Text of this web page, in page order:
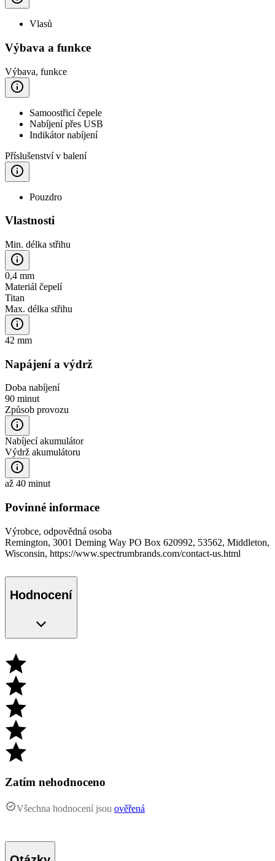
Vlasů
Výbava a funkce
Výbava, funkce
Samoostřicí čepele
Nabíjení přes USB
Indikátor nabíjení
Příslušenství v balení
Pouzdro
Vlastnosti
Min. délka střihu
0,4 mm
Materiál čepelí
Titan
Max. délka střihu
42 mm
Napájení a výdrž
Doba nabíjení
90 minut
Způsob provozu
Nabíjecí akumulátor
Výdrž akumulátoru
až 40 minut
Povinné informace
Výrobce, odpovědná osoba
Remington, 3001 Deming Way PO Box 620992, 53562, Middleton,
Wisconsin, https://www.spectrumbrands.com/contact-us.html
Hodnocení
Zatím nehodnoceno
Všechna hodnocení jsou ověřená